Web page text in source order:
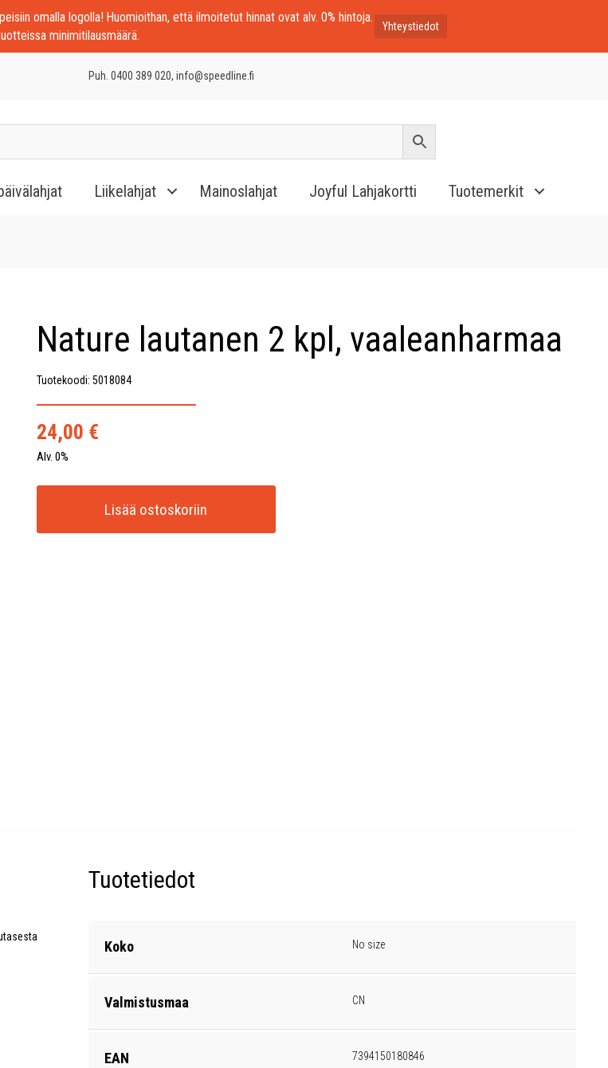
omalla logolla! Huomioithan, että ilmoitetut hinnat ovat alv. 0% hintoja.
minimitilausmäärä.
Yhteystiedot
Puh. 0400 389 020, info@speedline.fi
Liikelahjat Mainoslahjat Joyful Lahjakortti Tuotemerkit
Nature lautanen 2 kpl, vaaleanharmaa
Tuotekoodi: 5018084
24,00 €
Alv. 0%
Lisää ostoskoriin
Tuotetiedot
Koko No size
Valmistusmaa CN
EAN 7394150180846